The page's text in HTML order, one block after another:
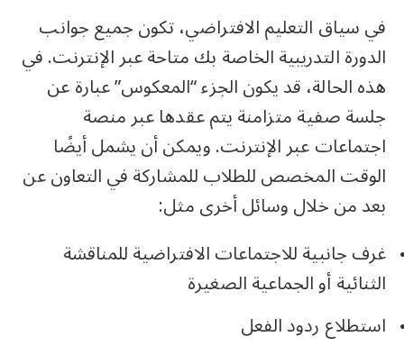
في سياق التعليم الافتراضي، تكون جميع جوانب
الدورة التدريبية الخاصة بك متاحة عبر الإنترنت. في
هذه الحالة، قد يكون الجزء “المعكوس” عبارة عن
جلسة صفية متزامنة يتم عقدها عبر منصة
اجتماعات عبر الإنترنت. ويمكن أن يشمل أيضًا
الوقت المخصص للطلاب للمشاركة في التعاون عن
بعد من خلال وسائل أخرى مثل:
غرف جانبية للاجتماعات الافتراضية للمناقشة
الثنائية أو الجماعية الصغيرة
استطلاع ردود الفعل